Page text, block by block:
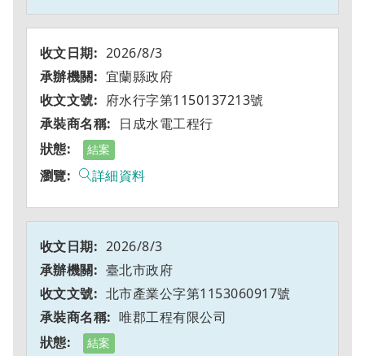
2026/8/3
宜蘭縣政府
府水行字第1150137213號
日成水電工程行
結案
詳細資料
2026/8/3
臺北市政府
北市產業公字第1153060917號
唯郡工程有限公司
結案